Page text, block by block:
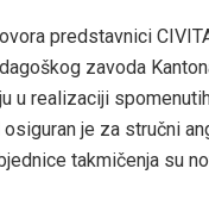
predstavnici
zavoda
u realizaciji
je za stručni
takmičenja su